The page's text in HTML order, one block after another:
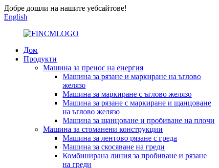
Добре дошли на нашите уебсайтове!
English
Дом
Продукти
Машина за пренос на енергия
Машина за рязане и маркиране на ъглово
желязо
Машина за маркиране с ъглово желязо
Машина за рязане с маркиране и щанцоване
на ъглово желязо
Машина за щанцоване и пробиване на плочи
Машина за стоманени конструкции
Машина за лентово рязане с греда
Машина за скосяване на греди
Комбинирана линия за пробиване и рязане
на греди